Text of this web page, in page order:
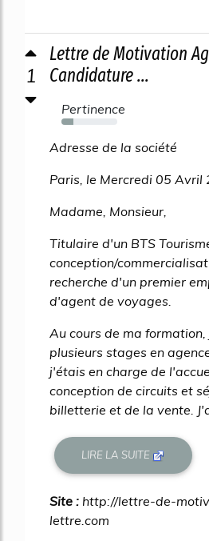
1
Lettre de Motivation
Candidature ...
Pertinence
21%
Adresse de la société
Paris, le Mercredi 05 Avril
Madame, Monsieur,
Titulaire d'un BTS
conception/
recherche d'un premier
d'agent de voyages.
Au cours de ma
plusieurs stages en
j'étais en charge de
conception de circuits et
billetterie et de la vente.
LIRE LA SUITE
Site : http://lettre-de-
lettre.com